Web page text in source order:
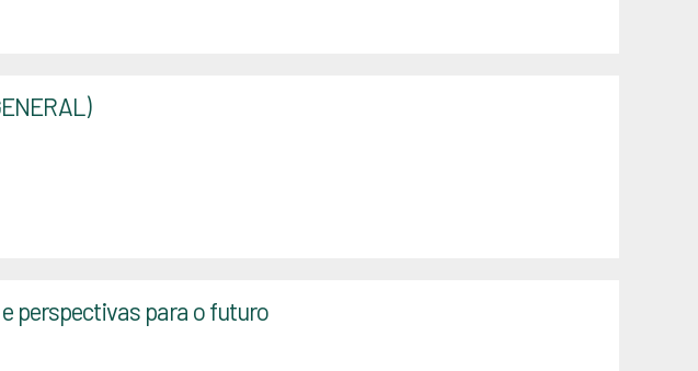
perspectivas para o futuro